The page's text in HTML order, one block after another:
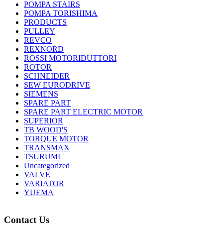
POMPA STAIRS
POMPA TORISHIMA
PRODUCTS
PULLEY
REVCO
REXNORD
ROSSI MOTORIDUTTORI
ROTOR
SCHNEIDER
SEW EURODRIVE
SIEMENS
SPARE PART
SPARE PART ELECTRIC MOTOR
SUPERIOR
TB WOOD'S
TORQUE MOTOR
TRANSMAX
TSURUMI
Uncategorized
VALVE
VARIATOR
YUEMA
Contact Us